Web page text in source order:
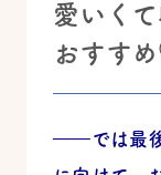
愛いく
おすす
――では最後